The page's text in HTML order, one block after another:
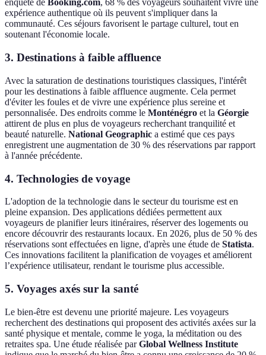
enquête de Booking.com, 68 % des voyageurs souhaitent vivre une
expérience authentique où ils peuvent s'impliquer dans la
communauté. Ces séjours favorisent le partage culturel, tout en
soutenant l'économie locale.
3. Destinations à faible affluence
Avec la saturation de destinations touristiques classiques, l'intérêt
pour les destinations à faible affluence augmente. Cela permet
d'éviter les foules et de vivre une expérience plus sereine et
personnalisée. Des endroits comme le Monténégro et la Géorgie
attirent de plus en plus de voyageurs recherchant tranquilité et
beauté naturelle. National Geographic a estimé que ces pays
enregistrent une augmentation de 30 % des réservations par rapport
à l'année précédente.
4. Technologies de voyage
L'adoption de la technologie dans le secteur du tourisme est en
pleine expansion. Des applications dédiées permettent aux
voyageurs de planifier leurs itinéraires, réserver des logements ou
encore découvrir des restaurants locaux. En 2026, plus de 50 % des
réservations sont effectuées en ligne, d'après une étude de Statista.
Ces innovations facilitent la planification de voyages et améliorent
l’expérience utilisateur, rendant le tourisme plus accessible.
5. Voyages axés sur la santé
Le bien-être est devenu une priorité majeure. Les voyageurs
recherchent des destinations qui proposent des activités axées sur la
santé physique et mentale, comme le yoga, la méditation ou des
retraites spa. Une étude réalisée parGlobal Wellness Institute